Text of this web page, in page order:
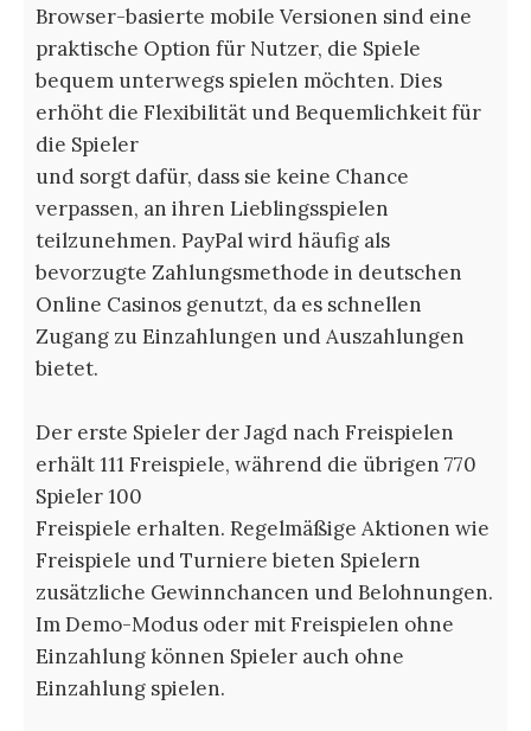
Browser-basierte mobile Versionen sind eine
praktische Option für Nutzer, die Spiele
bequem unterwegs spielen möchten. Dies
erhöht die Flexibilität und Bequemlichkeit für
die Spieler
und sorgt dafür, dass sie keine Chance
verpassen, an ihren Lieblingsspielen
teilzunehmen. PayPal wird häufig als
bevorzugte Zahlungsmethode in deutschen
Online Casinos genutzt, da es schnellen
Zugang zu Einzahlungen und Auszahlungen
bietet.
Der erste Spieler der Jagd nach Freispielen
erhält 111 Freispiele, während die übrigen 770
Spieler 100
Freispiele erhalten. Regelmäßige Aktionen wie
Freispiele und Turniere bieten Spielern
zusätzliche Gewinnchancen und Belohnungen.
Im Demo-Modus oder mit Freispielen ohne
Einzahlung können Spieler auch ohne
Einzahlung spielen.